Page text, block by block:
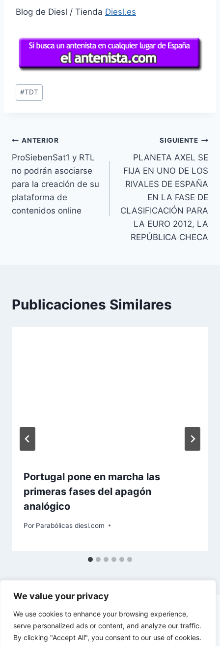
We value your privacy
We use cookies to enhance your browsing experience,
serve personalized ads or content, and analyze our traffic.
By clicking "Accept All", you consent to our use of cookies.
Blog de Diesl / Tienda Diesl.es
Etiquetas
de
#TDT
Navegación
de
entradas
ANTERIOR
ProSiebenSat1 y RTL
no podrán asociarse
para la creación de su
plataforma de
contenidos online
SIGUIENTE
PLANETA AXEL SE
FIJA EN UNO DE LOS
RIVALES DE ESPAÑA
EN LA FASE DE
CLASIFICACIÓN PARA
LA EURO 2012, LA
REPÚBLICA CHECA
Publicaciones Similares
Portugal pone en marcha las
primeras fases del apagón
analógico
Por Parabólicas diesl.com
© 2026 diesl.com - Tema para WordPress por